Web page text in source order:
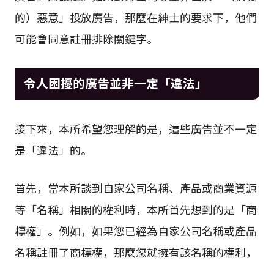
的）惡意」投放廣告，那麼在紳士的要求下，他們
可能會同意註冊排除關鍵字。
令人困擾的廣告並非一定「違法」
接下來，本所希望您理解的是，這些廣告並不一定
是「違法」的。
首先，當本所談到自家公司名稱、產品或商業資源
等「名稱」相關的權利時，本所首先想到的是「商
標權」。例如，如果您已經為自家公司名稱或產品
名稱註冊了商標權，那麼您就擁有該名稱的權利，